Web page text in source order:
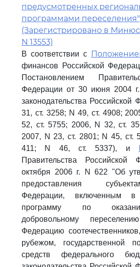
предусмотренных
программами
(Зарегистрировано в
N 13553)
В соответствии с
финансов Российской
Постановлением
Федерации от 30 июня 2004
законодательства Российской
31, ст. 3258; N 49, ст. 4908;
52, ст. 5755; 2006, N 32, ст.
2007, N 23, ст. 2801; N 45, ст.
411; N 46, ст. 5337), и
Правительства
октября 2006 г. N 622 "Об
предоставления
Федерации, включенным в
программу по
добровольному
Федерацию
рубежом, государственной
средств федерального